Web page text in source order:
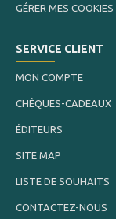
GÉRER MES COOKIES
SERVICE CLIENT
MON COMPTE
CHÈQUES-CADEAUX
ÉDITEURS
SITE MAP
LISTE DE SOUHAITS
CONTACTEZ-NOUS